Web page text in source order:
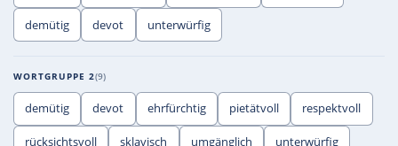
demütig devot unterwürfig
WORTGRUPPE 2 9
demütig devot ehrfürchtig pietätvoll respektvoll
rücksichtsvoll sklavisch umgänglich unterwürfig